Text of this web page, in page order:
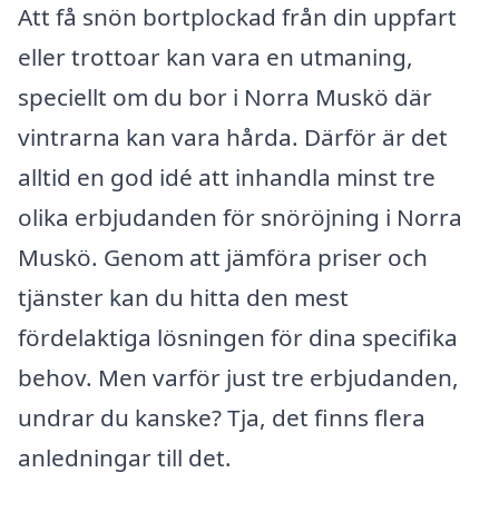
Att få snön bortplockad från din uppfart
eller trottoar kan vara en utmaning,
speciellt om du bor i Norra Muskö där
vintrarna kan vara hårda. Därför är det
alltid en god idé att inhandla minst tre
olika erbjudanden för snöröjning i Norra
Muskö. Genom att jämföra priser och
tjänster kan du hitta den mest
fördelaktiga lösningen för dina specifika
behov. Men varför just tre erbjudanden,
undrar du kanske? Tja, det finns flera
anledningar till det.